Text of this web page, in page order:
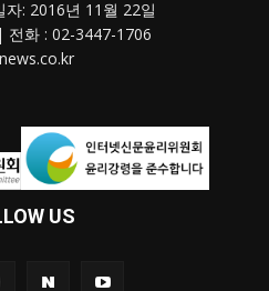
: 2016년 11월 22일
화 : 02-3447-1706
US